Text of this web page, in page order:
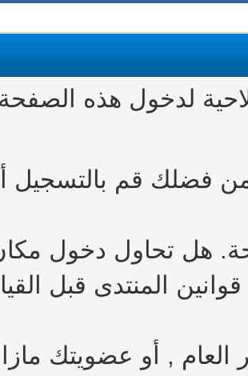
لدخول هذه
فضلك قم بالتسجيل
هل تحاول دخول
المنتدى قبل
, أو عضويتك